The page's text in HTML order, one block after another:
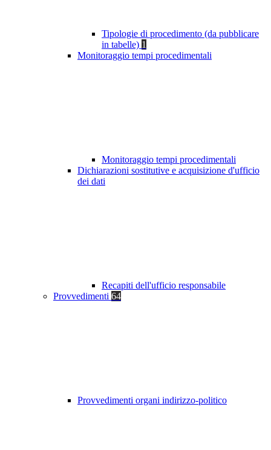
Tipologie di procedimento (da pubblicare
in tabelle) 1
Monitoraggio tempi procedimentali
Monitoraggio tempi procedimentali
Dichiarazioni sostitutive e acquisizione d'ufficio
dei dati
Recapiti dell'ufficio responsabile
Provvedimenti 64
Provvedimenti organi indirizzo-politico